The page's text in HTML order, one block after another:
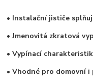
• Instalační jističe
• Jmenovitá zkratová
• Vypínací
• Vhodné pro domovní i